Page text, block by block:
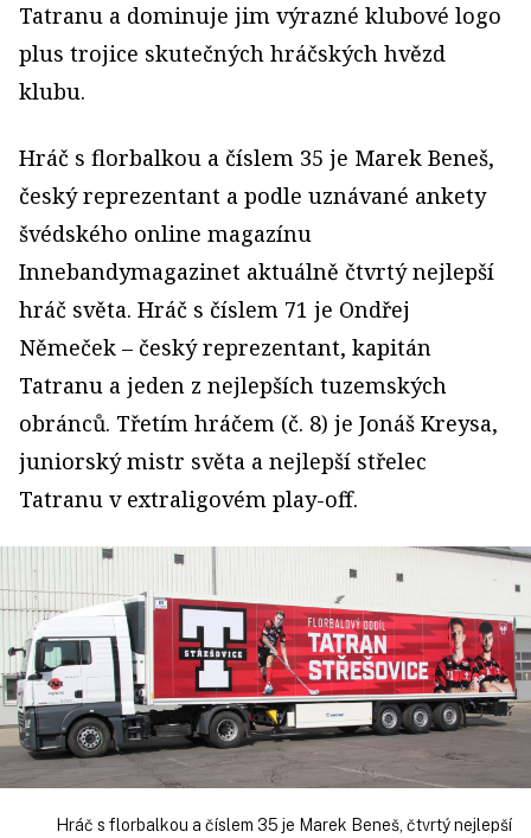
Tatranu a dominuje jim výrazné klubové logo
plus trojice skutečných hráčských hvězd
klubu.
Hráč s florbalkou a číslem 35 je Marek Beneš,
český reprezentant a podle uznávané ankety
švédského online magazínu
Innebandymagazinet aktuálně čtvrtý nejlepší
hráč světa. Hráč s číslem 71 je Ondřej
Němeček – český reprezentant, kapitán
Tatranu a jeden z nejlepších tuzemských
obránců. Třetím hráčem (č. 8) je Jonáš Kreysa,
juniorský mistr světa a nejlepší střelec
Tatranu v extraligovém play-off.
Hráč s florbalkou a číslem 35 je Marek Beneš, čtvrtý nejlepší